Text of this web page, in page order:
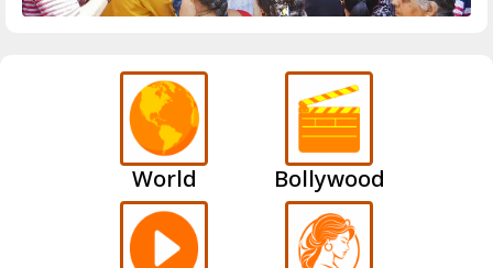
World Bollywood